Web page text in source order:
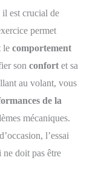
il est crucial de
permet
le comportement
son confort et sa
au volant, vous
de la
mécaniques.
l’essai
doit pas être